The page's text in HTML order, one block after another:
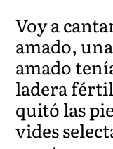
Voy a
amado,
amado
ladera
quitó las
vides